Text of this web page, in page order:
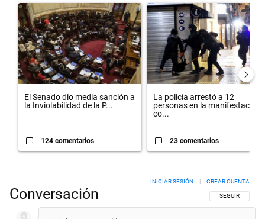
Un artículo de tendencia con el título "El Senado dio media
El Senado dio media sanción a
la Inviolabilidad de la P...
124 comentarios
Un artículo de tendencia con el
La policía arrestó a 12
personas en la manifestación
co...
23 comentarios
Conversación SIGA ESTA
SEGUIR
INICIAR SESIÓN | CREAR CUENTA